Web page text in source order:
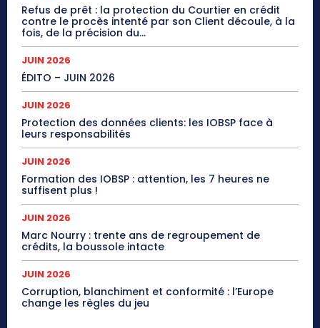
Refus de prêt : la protection du Courtier en crédit
contre le procès intenté par son Client découle, à la
fois, de la précision du...
JUIN 2026
ÉDITO – JUIN 2026
JUIN 2026
Protection des données clients: les IOBSP face à
leurs responsabilités
JUIN 2026
Formation des IOBSP : attention, les 7 heures ne
suffisent plus !
JUIN 2026
Marc Nourry : trente ans de regroupement de
crédits, la boussole intacte
JUIN 2026
Corruption, blanchiment et conformité : l’Europe
change les règles du jeu